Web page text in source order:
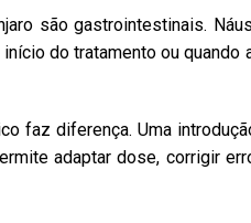
são gastrointestinais.
do tratamento ou
faz diferença. Uma
adaptar dose, corrigir